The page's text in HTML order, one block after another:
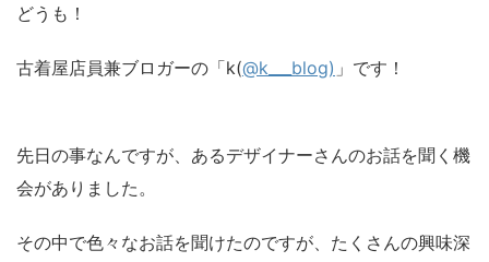
どうも！
古着屋店員兼ブロガーの「k(@k___blog) 」です！
先日の事なんですが、あるデザイナーさんのお話を聞く機
会がありました。
その中で色々なお話を聞けたのですが、たくさんの興味深